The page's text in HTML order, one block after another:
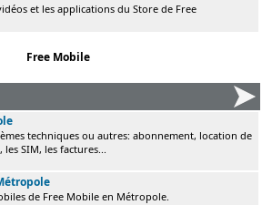
et les applications du Store de Free
Free Mobile
techniques ou autres: abonnement, location de
SIM, les factures...
de Free Mobile en Métropole.